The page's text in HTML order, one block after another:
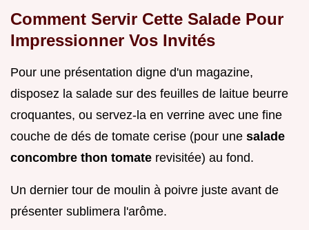
Comment Servir Cette Salade Pour
Impressionner Vos Invités
Pour une présentation digne d'un magazine,
disposez la salade sur des feuilles de laitue beurre
croquantes, ou servez-la en verrine avec une fine
couche de dés de tomate cerise (pour une salade
concombre thon tomate revisitée) au fond.
Un dernier tour de moulin à poivre juste avant de
présenter sublimera l'arôme.